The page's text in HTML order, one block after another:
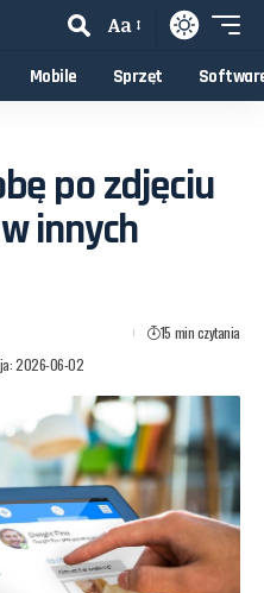
Aa
Mobile Sprzęt
po zdjęciu
innych
2026-06-02
15 min czytania